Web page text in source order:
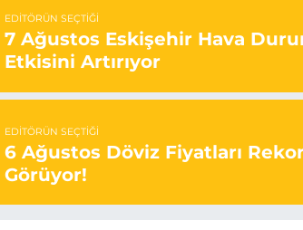
EDITÖRÜN SEÇTIĞI
7 Ağustos Eskişehir Hava
Etkisini Artırıyor
EDITÖRÜN SEÇTIĞI
6 Ağustos Döviz Fiyatları
Görüyor!